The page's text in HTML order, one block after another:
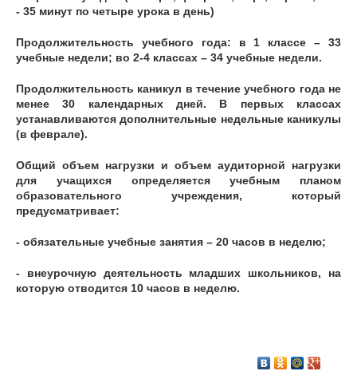
- 35 минут по четыре урока в день)
Продолжительность учебного года: в 1 классе – 33
учебные недели; во 2-4 классах – 34 учебные недели.
Продолжительность каникул в течение учебного года не
менее 30 календарных дней. В первых классах
устанавливаются дополнительные недельные каникулы
(в феврале).
Общий объем нагрузки и объем аудиторной нагрузки
для учащихся определяется учебным планом
образовательного учреждения, который
предусматривает:
- обязательные учебные занятия – 20 часов в неделю;
- внеурочную деятельность младших школьников, на
которую отводится 10 часов в неделю.